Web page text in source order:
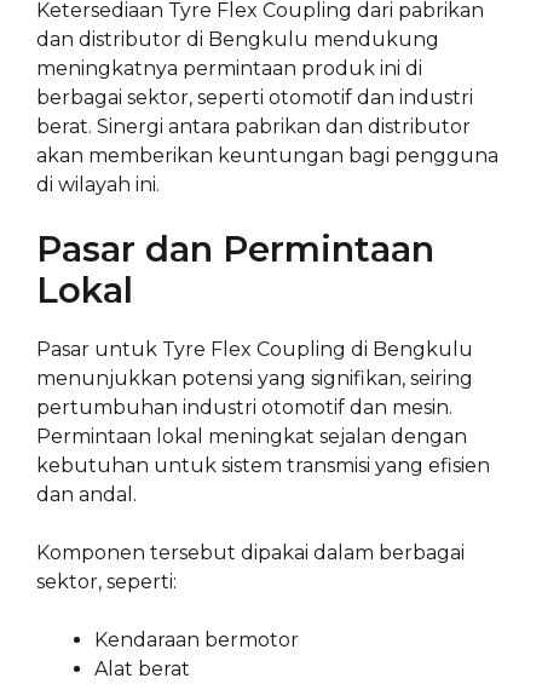
Ketersediaan Tyre Flex Coupling dari pabrikan
dan distributor di Bengkulu mendukung
meningkatnya permintaan produk ini di
berbagai sektor, seperti otomotif dan industri
berat. Sinergi antara pabrikan dan distributor
akan memberikan keuntungan bagi pengguna
di wilayah ini.
Pasar dan Permintaan
Lokal
Pasar untuk Tyre Flex Coupling di Bengkulu
menunjukkan potensi yang signifikan, seiring
pertumbuhan industri otomotif dan mesin.
Permintaan lokal meningkat sejalan dengan
kebutuhan untuk sistem transmisi yang efisien
dan andal.
Komponen tersebut dipakai dalam berbagai
sektor, seperti:
Kendaraan bermotor
Alat berat